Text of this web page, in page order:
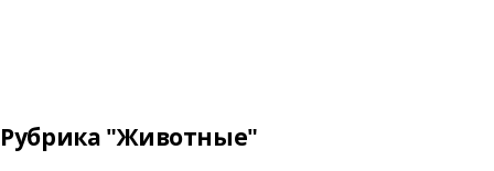
Рубрика "Животные"